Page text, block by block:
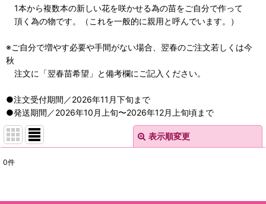
1本から複数本の新しい花を咲かせる為の苗をご自分で作って
頂く為の物です。（これを一般的に親用と呼んでいます。）
※ご自分で増やす必要や手間がない場合、翌春のご注文若しくは今
秋
注文に「翌春苗希望」と備考欄にご記入ください。
●注文受付期間／2026年11月下旬まで
●発送期間／2026年10月上旬〜2026年12月上旬頃まで
表示順変更
0件